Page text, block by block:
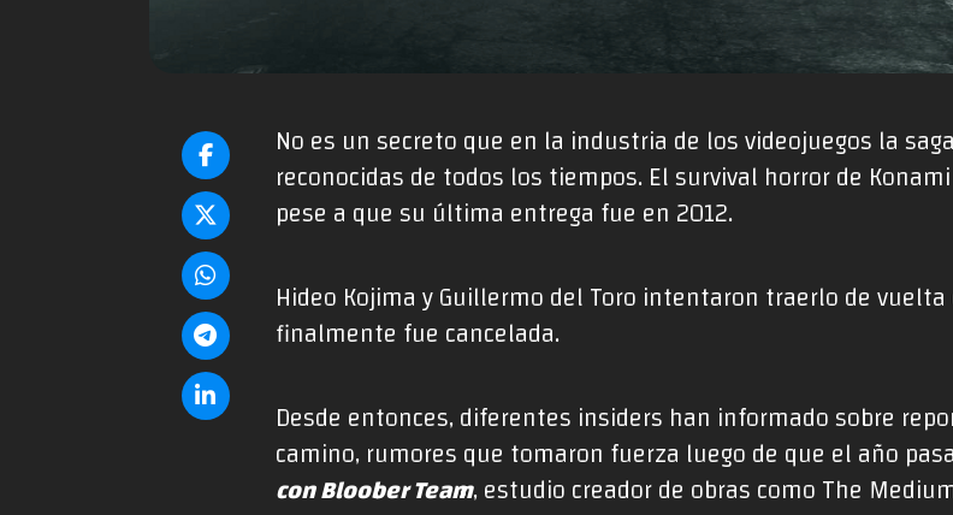
No es un secreto que en la industria de los videojuegos la
reconocidas de todos los tiempos. El survival horror de
pese a que su última entrega fue en 2012.
Hideo Kojima y Guillermo del Toro intentaron traerlo de
finalmente fue cancelada.
Desde entonces, diferentes insiders han informado sobre
camino, rumores que tomaron fuerza luego de que el año
con Bloober Team, estudio creador de obras como The